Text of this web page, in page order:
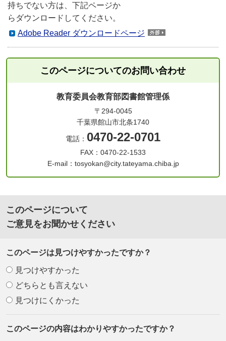
持ちでない方は、下記ページか
らダウンロードしてください。
Adobe Reader ダウンロードページ
このページについてのお問い合わせ
教育委員会教育部図書館管理係
〒294-0045
千葉県館山市北条1740
電話： 0470-22-0701
FAX：0470-22-1533
E-mail：tosyokan@city.tateyama.chiba.jp
このページについて
ご意見をお聞かせください
このページは見つけやすかったですか？
見つけやすかった
どちらとも言えない
見つけにくかった
このページの内容はわかりやすかったですか？